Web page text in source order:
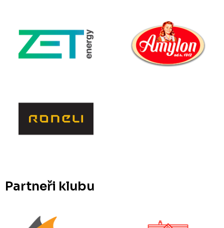
Partneři klubu